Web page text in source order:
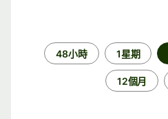
48小時 1星期
12個月